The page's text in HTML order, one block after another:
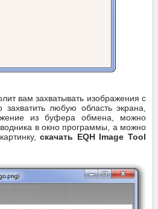
вам захватывать изображения с
любую область экрана,
из буфера обмена, можно
в окно программы, а можно
скачать EQH Image Tool